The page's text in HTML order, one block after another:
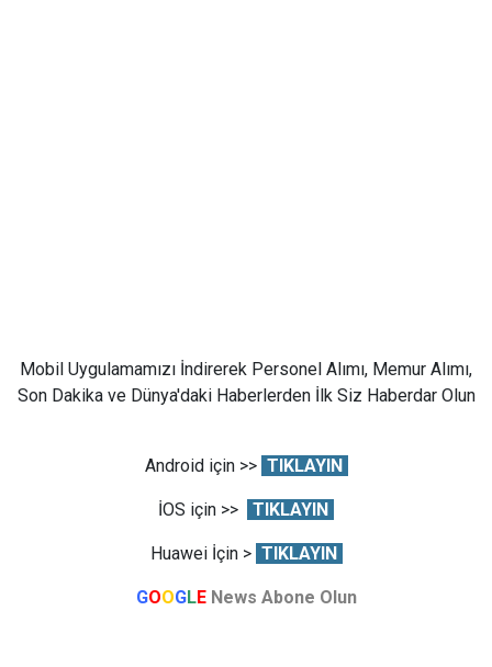
Mobil Uygulamamızı İndirerek Personel Alımı, Memur Alımı,
Son Dakika ve Dünya'daki Haberlerden İlk Siz Haberdar Olun
Android için >> TIKLAYIN
İOS için >> TIKLAYIN
Huawei İçin > TIKLAYIN
GOOGLE News Abone Olun